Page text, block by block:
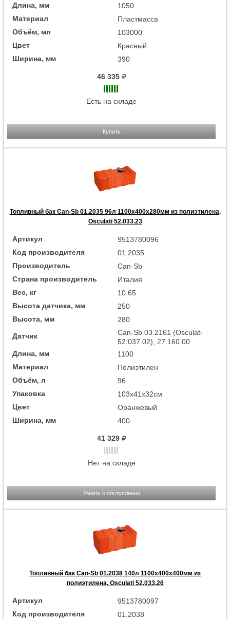
Длина, мм
1050
Материал
Пластмасса
Объём, мл
103000
Цвет
Красный
Ширина, мм
390
46 335
Есть на складе
Купить
Топливный бак Can-Sb 01.2035 96л 1100x400x280мм из полиэтилена,
Osculati 52.033.23
Артикул
9513780096
Код производителя
01.2035
Производитель
Can-Sb
Страна производитель
Италия
Вес, кг
10.65
Высота датчика, мм
250
Высота, мм
280
Датчик
Can-Sb 03.2161 (Osculati
52.037.02), 27.160.00
Длина, мм
1100
Материал
Полиэтилен
Объём, л
96
Упаковка
103x41x32см
Цвет
Оранжевый
Ширина, мм
400
41 329
Нет на складе
Узнать о поступлении
Топливный бак Can-Sb 01.2038 140л 1100x400x400мм из
полиэтилена, Osculati 52.033.26
Артикул
9513780097
Код производителя
01.2038